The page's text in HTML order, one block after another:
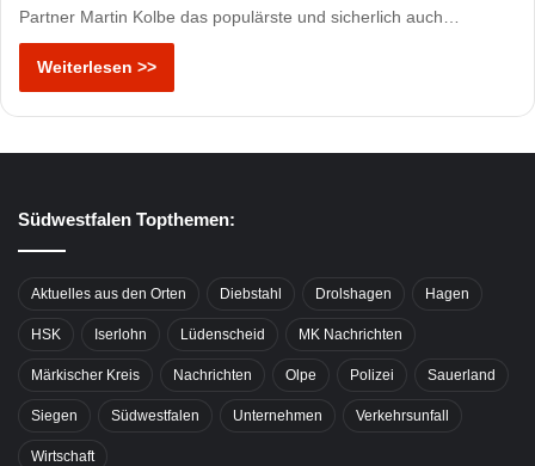
Partner Martin Kolbe das populärste und sicherlich auch…
Weiterlesen >>
Südwestfalen Topthemen:
Aktuelles aus den Orten Diebstahl Drolshagen Hagen
HSK Iserlohn Lüdenscheid MK Nachrichten
Märkischer Kreis Nachrichten Olpe Polizei Sauerland
Siegen Südwestfalen Unternehmen Verkehrsunfall
Wirtschaft